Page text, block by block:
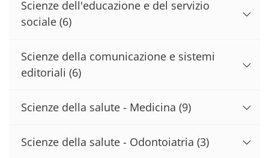
Scienze dell'educazione e del servizio
sociale (6)
Scienze della comunicazione e sistemi
editoriali (6)
Scienze della salute - Medicina (9)
Scienze della salute - Odontoiatria (3)